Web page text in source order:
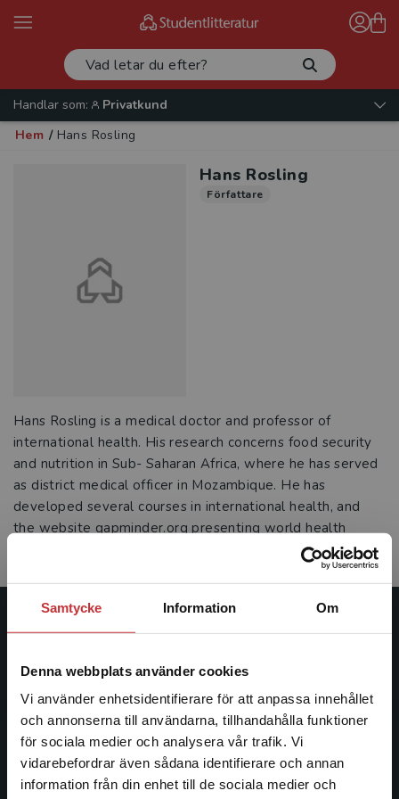
Samtycke Information Om
Denna webbplats använder cookies
Vi använder enhetsidentifierare för att anpassa innehållet
och annonserna till användarna, tillhandahålla funktioner
för sociala medier och analysera vår trafik. Vi
vidarebefordrar även sådana identifierare och annan
information från din enhet till de sociala medier och
Begränsad fraktregion
Handlar som:
Privatkund
Hem / Hans Rosling
Hans Rosling
Författare
Hans Rosling is a medical doctor and professor of
international health. His research concerns food security
and nutrition in Sub- Saharan Africa, where he has served
as district medical officer in Mozambique. He has
developed several courses in international health, and
the website gapminder.org presenting world health
Studentlitteratur
Studentlitteratur grundades 1963 och är idag Sveriges
ledande utbildningsförlag. Med läromedel, kurslitteratur,
facklitteratur, utbildningar och digitala
informationstjänster i utbudet, finns Studentlitteratur med
längs hela kunskapsresan.